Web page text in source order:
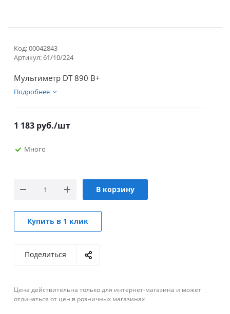
Код:00042843
Артикул:61/10/224
Мультиметр DT 890 B+
Подробнее
1 183 руб./шт
Много
В корзину
Купить в 1 клик
Поделиться
Цена действительна только для интернет-магазина и может
отличаться от цен в розничных магазинах